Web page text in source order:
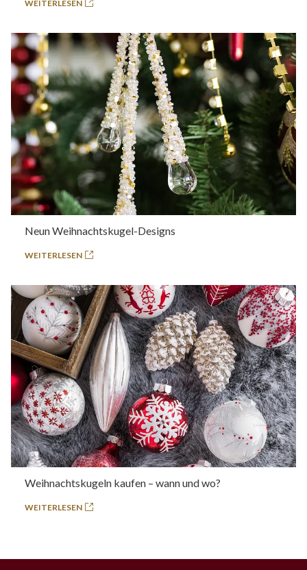
WEITERLESEN
Neun Weihnachtskugel-Designs
WEITERLESEN
Weihnachtskugeln kaufen – wann und wo?
WEITERLESEN